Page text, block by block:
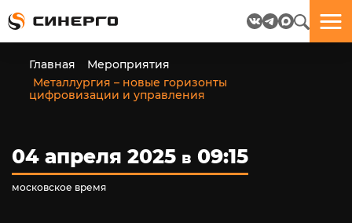
Главная
Мероприятия
Металлургия – новые горизонты
цифровизации и управления
04 апреля 2025 в 09:15
московское время
Отлично!
Данные
успешно
отправлены.
на
пёсика.
многие
Отлично!
Бриф
отправлен.